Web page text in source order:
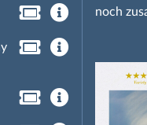
noch